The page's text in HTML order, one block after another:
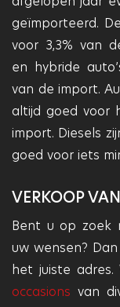
geïmporteerd.
voor 3,3% van
en hybride
van de import.
altijd goed voor
import. Diesels
goed voor iets
VERKOOP
Bent u op zoek
uw wensen?
het juiste
occasions van